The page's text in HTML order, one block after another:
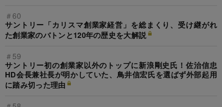
＃60
サントリー「カリスマ創業家経営」を総まくり、受け継がれ
た創業家のバトンと120年の歴史を大解説
＃59
サントリー初の創業家以外のトップに新浪剛史氏！佐治信忠
HD会長兼社長が明かしていた、鳥井信宏氏を選ばず外部起用
に踏み切った理由